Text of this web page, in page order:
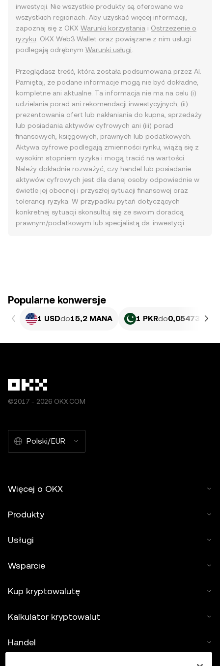
inwestycji. Nie wszystkie produkty są oferowane we
wszystkich regionach. Aby uzyskać więcej informacji,
zapoznaj się z OKX Warunki korzystania i Ostrzeżenie o
ryzyku . OKX Web3 Wallet oraz powiązane z nim usługi
podlegają odrębnym Warunki usługi
Przeglądasz treść, która została podsumowana przez AI.
Pamiętaj, że podane informacje mogą nie być dokładne,
kompletne ani aktualne. Ta informacja nie ma na celu (i)
udzielania porad ani rekomendacji inwestycyjnych, (ii)
prezentowania ofert lub nakłaniania do kupna, sprzedaży
lub posiadania aktywów cyfrowych ani (iii) porad
finansowych, księgowych, prawnych lub podatkowych.
Aktywa cyfrowe podlegają zmienności rynku, wiążą się z
wysokim stopniem ryzyka i mogą tracić na wartości.
Należy dokładnie rozważyć, czy handel lub posiadanie
aktywów cyfrowych jest dla danej osoby odpowiednie w
świetle jej obecnej i przyszłej sytuacji finansowej oraz
tolerancji ryzyka. W przypadku pytań dotyczących
konkretnej sytuacji skonsultuj się ze swoim doradcą
prawnym/podatkowym lub specjalistą ds. inwestycji.
Popularne konwersje
1 USDdo15,2 MANA 1 PKRdo0,054733
©2017 - 2026 OKX.COM
Polski/EUR
Więcej o OKX
Produkty
Usługi
Wsparcie
Kup kryptowalutę
Kalkulator kryptowalut
Handel